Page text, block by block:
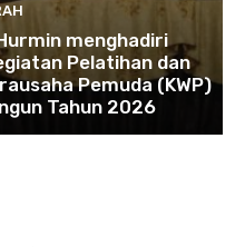
menghadiri
Pelatihan dan
Pemuda (KWP)
Tahun 2026